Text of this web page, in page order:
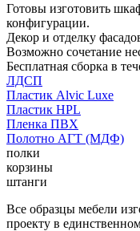
Готовы изготовить
конфигурации.
Декор и отделку
Возможно сочетание
Бесплатная сборка в
ЛДСП
Пластик Alvic Luxe
Пластик HPL
Пленка ПВХ
Полотно АГТ (МДФ)
полки
корзины
штанги
Все образцы мебели
проекту в